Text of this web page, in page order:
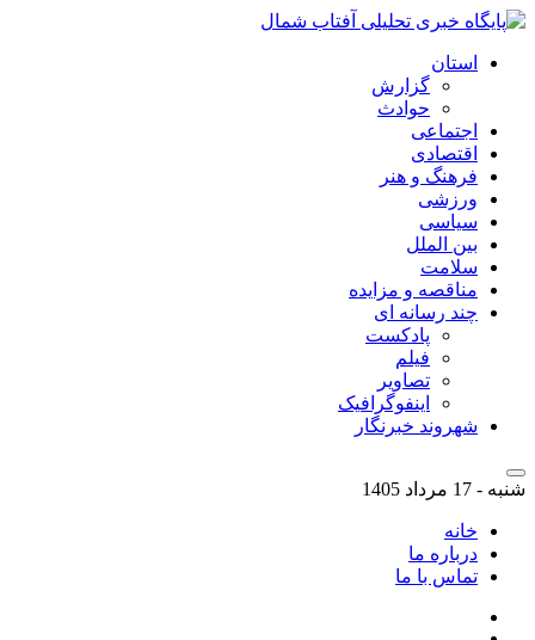
استان
گزارش
حوادث
اجتماعی
اقتصادی
فرهنگ و هنر
ورزشی
سیاسی
بین الملل
سلامت
مناقصه و مزایده
چند رسانه ای
پادکست
فیلم
تصاویر
اینفوگرافیک
شهروند خبرنگار
شنبه - 17 مرداد 1405
خانه
درباره ما
تماس با ما